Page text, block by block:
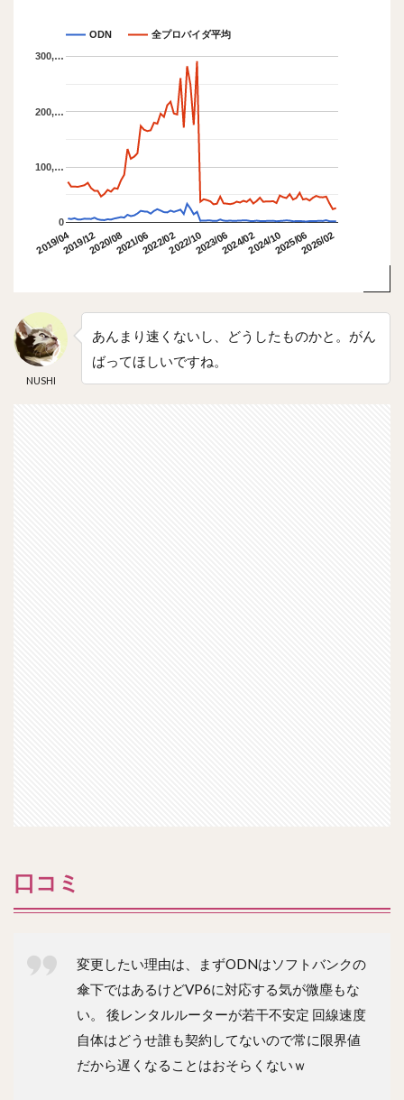
ODN 全プロバイダ平均
2019/042019/122020/082021/062022/022022/102023/062024/022024/102025/062026/02
0
100,…
200,…
300,…
NUSHI
あんまり速くないし、どうしたものかと。がん
ばってほしいですね。
口コミ
変更したい理由は、まずODNはソフトバンクの
傘下ではあるけどVP6に対応する気が微塵もな
い。 後レンタルルーターが若干不安定 回線速度
自体はどうせ誰も契約してないので常に限界値
だから遅くなることはおそらくないｗ